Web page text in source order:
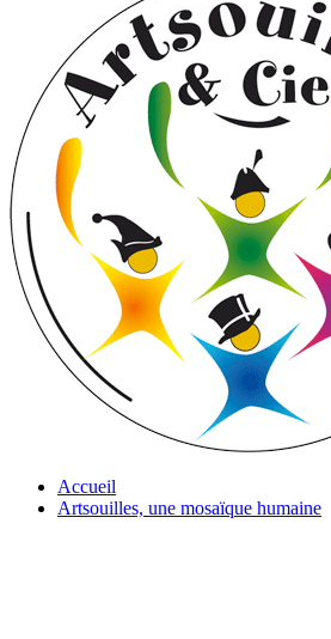
Accueil
Artsouilles, une mosaïque humaine